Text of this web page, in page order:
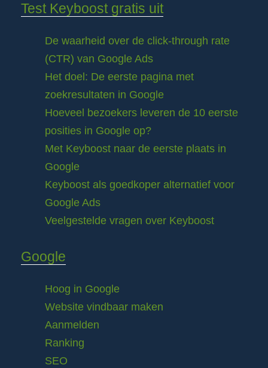
Test Keyboost gratis uit
De waarheid over de click-through rate
(CTR) van Google Ads
Het doel: De eerste pagina met
zoekresultaten in Google
Hoeveel bezoekers leveren de 10 eerste
posities in Google op?
Met Keyboost naar de eerste plaats in
Google
Keyboost als goedkoper alternatief voor
Google Ads
Veelgestelde vragen over Keyboost
Google
Hoog in Google
Website vindbaar maken
Aanmelden
Ranking
SEO